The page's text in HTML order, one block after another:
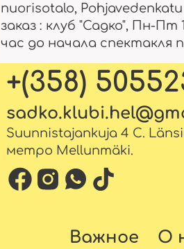
nuorisotalo,
заказ : клуб "Садко", Пн-Пт
час до начала спектакля
+(358)
Suunnistajankuja 4 C.
метро Mellunmäki.
Важное О